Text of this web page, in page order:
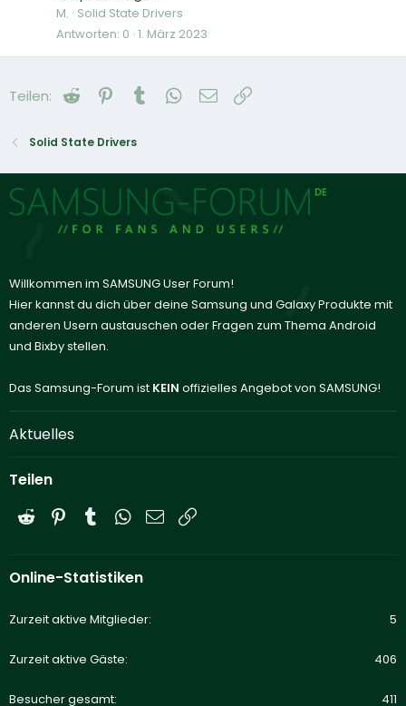
M. Solid State Drivers
Antworten 0 1. März 2023
Teilen: Reddit Pinterest
Tumblr WhatsApp
E-Mail
Solid State Drivers
Willkommen im SAMSUNG User Forum!
Hier kannst du dich über deine Samsung und Galaxy Produkte mit
anderen Usern austauschen oder Fragen zum Thema Android
und Bixby stellen.
Das Samsung-Forum ist KEIN offizielles Angebot von SAMSUNG!
Aktuelles
Teilen
Reddit PinterestTumblrWhatsApp
E-Mail
Online-Statistiken
Zurzeit aktive Mitglieder 5
Zurzeit aktive Gäste 406
Besucher gesamt 411